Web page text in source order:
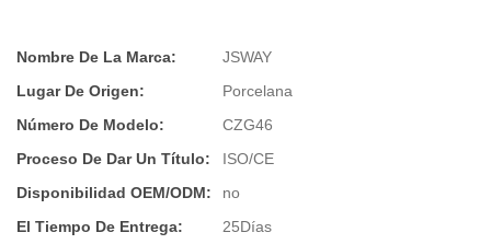
Nombre De La Marca:
JSWAY
Lugar De Origen:
Porcelana
Número De Modelo:
CZG46
Proceso De Dar Un Título:
ISO/CE
Disponibilidad OEM/ODM:
no
El Tiempo De Entrega:
25Días